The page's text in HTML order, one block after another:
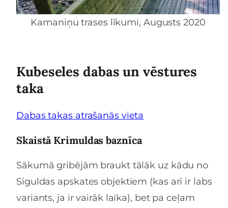
Kamaniņu trases līkumi, Augusts 2020
Kubeseles dabas un vēstures
taka
Dabas takas atrašanās vieta
Skaistā Krimuldas baznīca
Sākumā gribējām braukt tālāk uz kādu no
Siguldas apskates objektiem (kas arī ir labs
variants, ja ir vairāk laika), bet pa ceļam